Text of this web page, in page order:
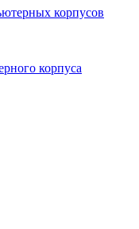
корпусов
корпуса